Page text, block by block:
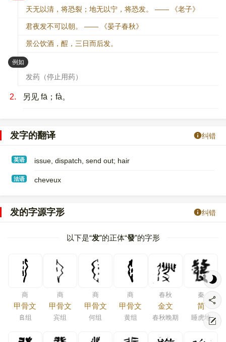
天无以清，将恐裂；地无以宁，将恐发。 —— 《老子》
君夜发不可以朝。 —— 《晏子春秋》
景公饮酒，酲，三日而后发。
例如 ：
发药（停止用药）
2. 另见 fā；fà。
发字的翻译 纠错
英语 issue, dispatch, send out; hair
法语 cheveux
发的字源字形 纠错
以下是“发”的正体“發”的字形
商
甲骨文
𠂤组
商
甲骨文
宾组
商
甲骨文
何组
商
甲骨文
黄组
春秋
金文
春秋晚期
秦
简
睡虎地